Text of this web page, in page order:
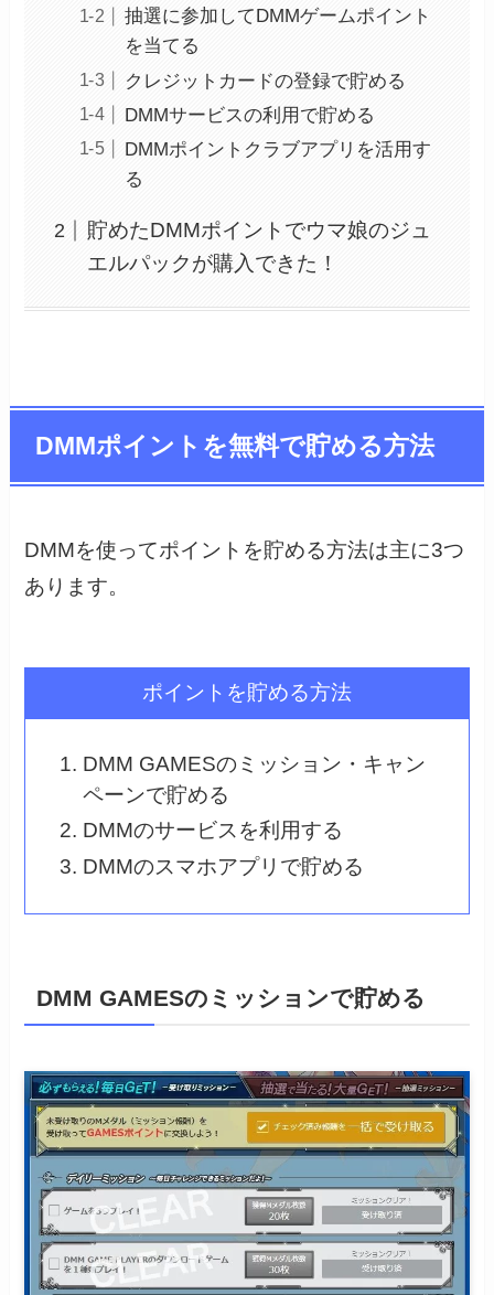
抽選に参加してDMMゲームポイント
を当てる
クレジットカードの登録で貯める
DMMサービスの利用で貯める
DMMポイントクラブアプリを活用す
る
貯めたDMMポイントでウマ娘のジュ
エルパックが購入できた！
DMMポイントを無料で貯める方法
DMMを使ってポイントを貯める方法は主に3つ
あります。
ポイントを貯める方法
DMM GAMESのミッション・キャン
ペーンで貯める
DMMのサービスを利用する
DMMのスマホアプリで貯める
DMM GAMESのミッションで貯める